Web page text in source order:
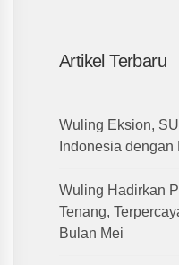
Artikel Terbaru
Wuling Eksion,
Indonesia
Wuling Hadirkan
Tenang,
Bulan Mei